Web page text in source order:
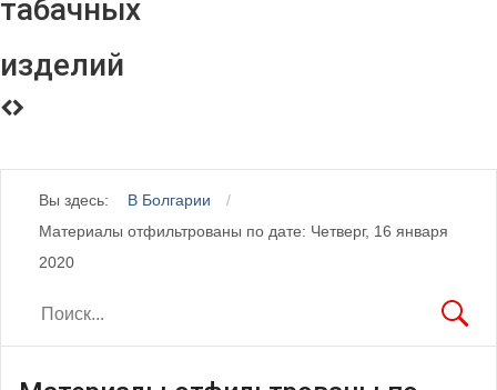
табачных
изделий
Вы здесь:
В Болгарии
Материалы отфильтрованы по дате: Четверг, 16 января
2020